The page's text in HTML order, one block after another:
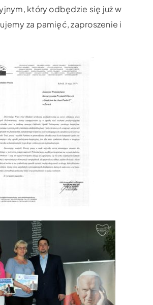
który odbędzie się już w
za pamięć, zaproszenie i